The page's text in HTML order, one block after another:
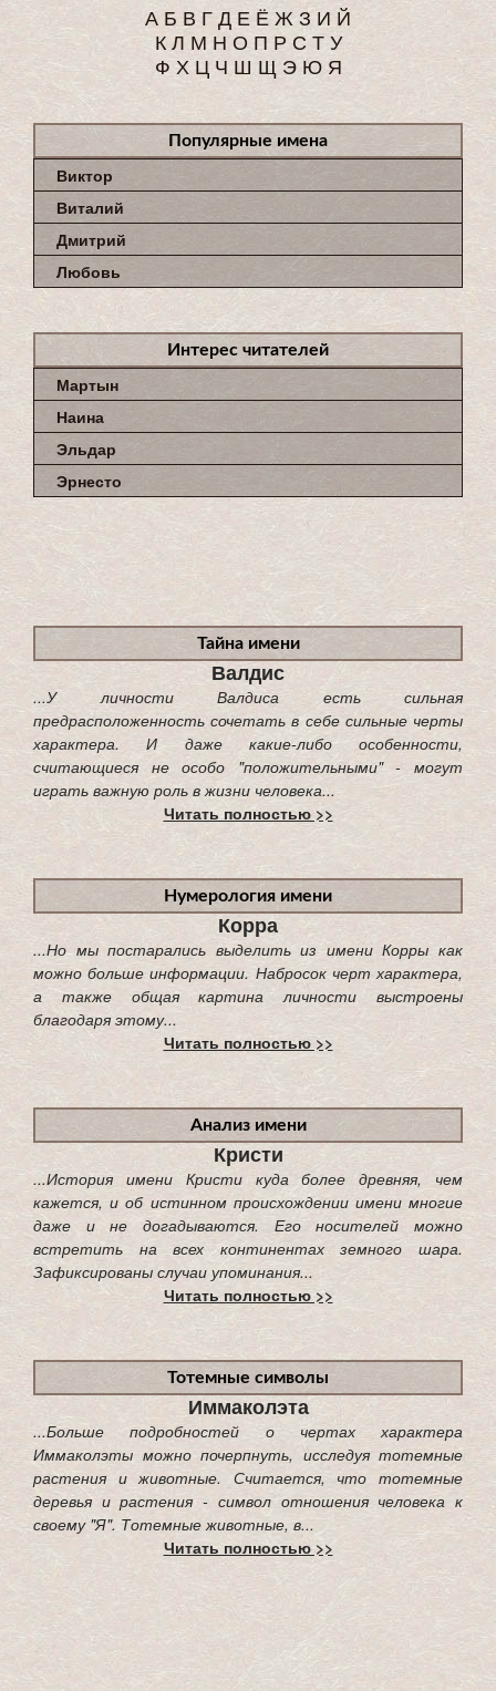
А Б В ГД Е Ё Ж З И Й
К Л М Н О П Р С Т У
Ф Х Ц Ч Ш Щ Э Ю Я
Популярные имена
Виктор
Виталий
Дмитрий
Любовь
Интерес читателей
Мартын
Наина
Эльдар
Эрнесто
Тайна имени
Валдис
...У личности Валдиса есть сильная
предрасположенность сочетать в себе сильные черты
характера. И даже какие-либо особенности,
считающиеся не особо "положительными" - могут
играть важную роль в жизни человека...
Читать полностью >>
Нумерология имени
Корра
...Но мы постарались выделить из имени Корры как
можно больше информации. Набросок черт характера,
а также общая картина личности выстроены
благодаря этому...
Читать полностью >>
Анализ имени
Кристи
...История имени Кристи куда более древняя, чем
кажется, и об истинном происхождении имени многие
даже и не догадываются. Его носителей можно
встретить на всех континентах земного шара.
Зафиксированы случаи упоминания...
Читать полностью >>
Тотемные символы
Иммаколэта
...Больше подробностей о чертах характера
Иммаколэты можно почерпнуть, исследуя тотемные
растения и животные. Считается, что тотемные
деревья и растения - символ отношения человека к
своему "Я". Тотемные животные, в...
Читать полностью >>